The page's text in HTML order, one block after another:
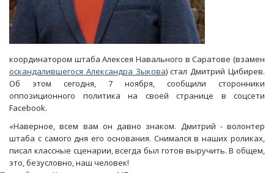
координатором штаба Алексея Навального в Саратове (взамен
оскандалившегося Александра Зыкова) стал Дмитрий Цибирев.
Об этом сегодня, 7 ноября, сообщили сторонники
оппозиционного политика на своей странице в соцсети
Facebook.
«Наверное, всем вам он давно знаком. Дмитрий - волонтер
штаба с самого дня его основания. Снимался в наших роликах,
писал классные сценарии, всегда был готов выручить. В общем,
это, безусловно, наш человек!